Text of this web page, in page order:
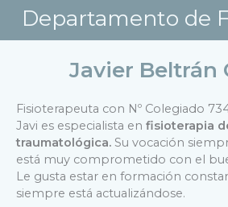
Departamento de
Javier Beltrán
Fisioterapeuta con Nº Colegiado
Javi es especialista en fisioterapia
traumatológica. Su vocación
está muy comprometido con el
Le gusta estar en formación
siempre está actualizándose.